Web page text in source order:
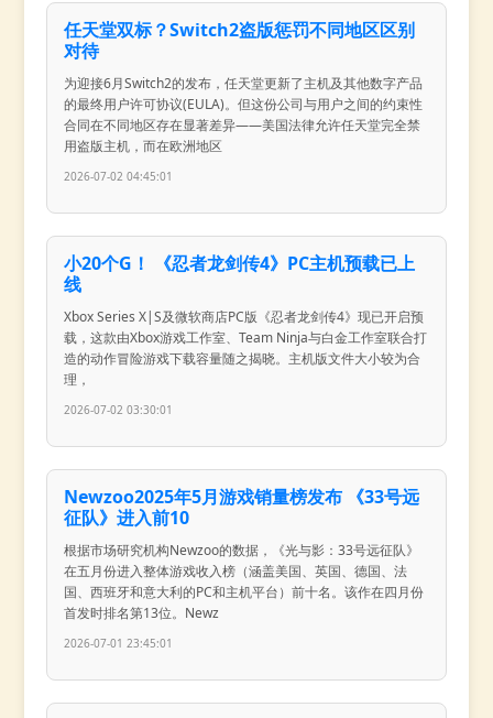
任天堂双标？Switch2盗版惩罚不同地区区别
对待
为迎接6月Switch2的发布，任天堂更新了主机及其他数字产品
的最终用户许可协议(EULA)。但这份公司与用户之间的约束性
合同在不同地区存在显著差异——美国法律允许任天堂完全禁
用盗版主机，而在欧洲地区
2026-07-02 04:45:01
小20个G！ 《忍者龙剑传4》PC主机预载已上
线
Xbox Series X|S及微软商店PC版《忍者龙剑传4》现已开启预
载，这款由Xbox游戏工作室、Team Ninja与白金工作室联合打
造的动作冒险游戏下载容量随之揭晓。主机版文件大小较为合
理，
2026-07-02 03:30:01
Newzoo2025年5月游戏销量榜发布 《33号远
征队》进入前10
根据市场研究机构Newzoo的数据，《光与影：33号远征队》
在五月份进入整体游戏收入榜（涵盖美国、英国、德国、法
国、西班牙和意大利的PC和主机平台）前十名。该作在四月份
首发时排名第13位。Newz
2026-07-01 23:45:01